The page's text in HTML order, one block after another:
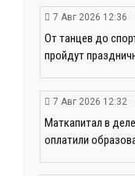
7 Авг 2026 12:36
От танцев до
пройдут
7 Авг 2026 12:32
Маткапитал в
оплатили